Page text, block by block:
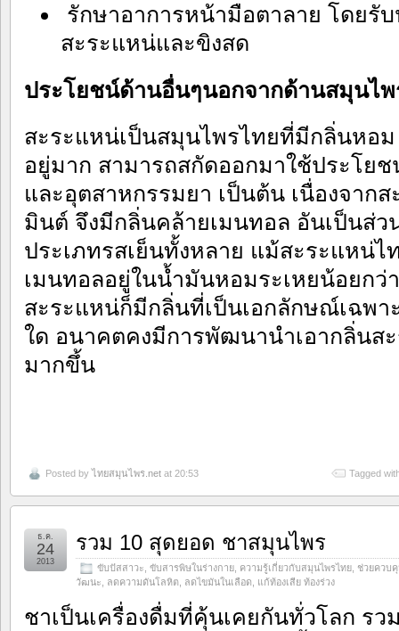
รักษาอาการหน้ามือตาลาย โดยรั
สะระแหน่และขิงสด
ประโยชน์ด้านอื่นๆนอกจากด้านสมุนไ
สะระแหน่เป็นสมุนไพรไทยที่มีกลิ่นหอ
อยู่มาก สามารถสกัดออกมาใช้ประโย
และอุตสาหกรรมยา เป็นต้น เนื่องจาก
มินต์ จึงมีกลิ่นคล้ายเมนทอล อันเป็นส่
ประเภทรสเย็นทั้งหลาย แม้สะระแหน่
เมนทอลอยู่ในน้ำมันหอมระเหยน้อยก
สะระแหน่ก็มีกลิ่นที่เป็นเอกลักษณ์เฉพ
ใด อนาคตคงมีการพัฒนานำเอากลิ่นส
มากขึ้น
Posted byไทยสมุนไพร.net at 20:53 Tagged
รวม 10 สุดยอด ชาสมุนไพร
ขับปัสสาวะ ขับสารพิษในร่างกาย ความรู้เกี่ยวกับสมุนไพรไทย ช่วยควบ
วัฒนะ
ลดความดันโลหิต ลดไขมันในเลือด แก้ท้องเสีย ท้องร่วง
ธ.ค.
24
2013
ชาเป็นเครื่องดื่มที่คุ้นเคยกันทั่วโลก รว